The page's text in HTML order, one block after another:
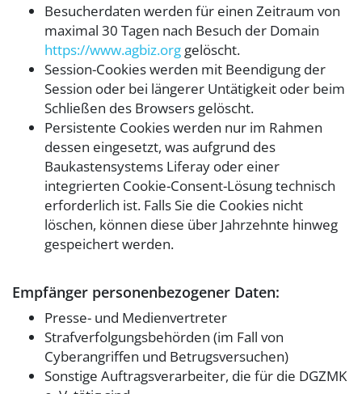
Besucherdaten werden für einen Zeitraum von
maximal 30 Tagen nach Besuch der Domain
https://www.agbiz.org gelöscht.
Session-Cookies werden mit Beendigung der
Session oder bei längerer Untätigkeit oder beim
Schließen des Browsers gelöscht.
Persistente Cookies werden nur im Rahmen
dessen eingesetzt, was aufgrund des
Baukastensystems Liferay oder einer
integrierten Cookie-Consent-Lösung technisch
erforderlich ist. Falls Sie die Cookies nicht
löschen, können diese über Jahrzehnte hinweg
gespeichert werden.
Empfänger personenbezogener Daten:
Presse- und Medienvertreter
Strafverfolgungsbehörden (im Fall von
Cyberangriffen und Betrugsversuchen)
Sonstige Auftragsverarbeiter, die für die DGZMK